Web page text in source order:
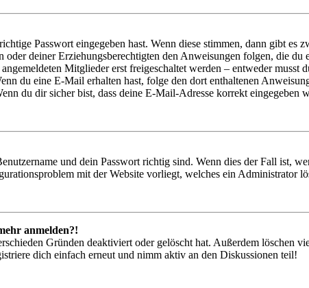
Passwort eingegeben hast. Wenn diese stimmen, dann gibt es
oder deiner Erziehungsberechtigten den Anweisungen folgen, die
Mitglieder erst freigeschaltet werden – entweder musst
du eine E-Mail erhalten hast, folge den dort enthaltenen
du dir sicher bist, dass deine E-Mail-Adresse korrekt eingegeben
und dein Passwort richtig sind. Wenn dies der Fall ist,
mit der Website vorliegt, welches ein Administrator
anmelden?!
Gründen deaktiviert oder gelöscht hat. Außerdem löschen
dich einfach erneut und nimm aktiv an den Diskussionen teil!